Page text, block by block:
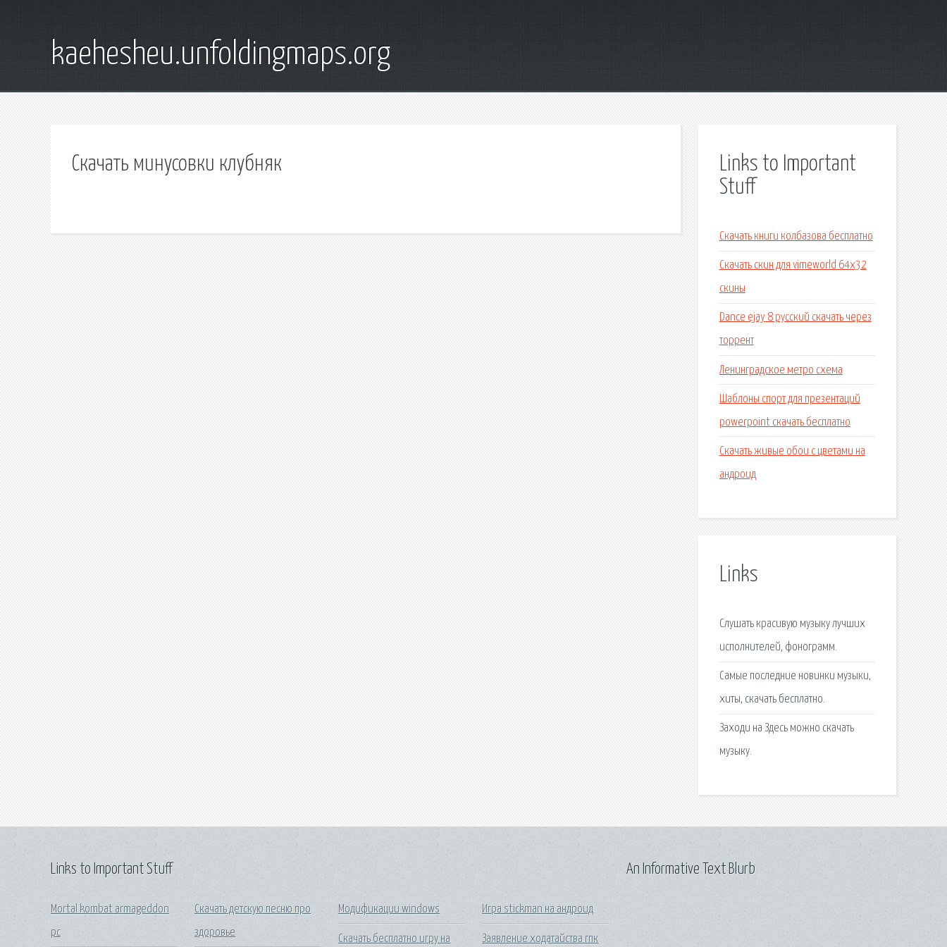
kaehesheu.unfoldingmaps.org
Скачать минусовки клубняк
Links to Important
Stuff
Скачать книги колбазова бесплатно
Скачать скин для vimeworld 64х32
скины
Dance ejay 8 русский скачать через
торрент
Ленинградское метро схема
Шаблоны спорт для презентаций
powerpoint скачать бесплатно
Скачать живые обои с цветами на
андроид
Links
Слушать красивую музыку лучших
исполнителей, фонограмм.
Самые последние новинки музыки,
хиты, скачать бесплатно.
Заходи на Здесь можно cкачать
музыку.
Links to Important Stuff
Mortal kombat armageddon
pc
Скачать детскую песню про
здоровье
Модификации windows
Скачать бесплатно игру на
Игра stickman на андроид
Заявление ходатайства гпк
An Informative Text Blurb